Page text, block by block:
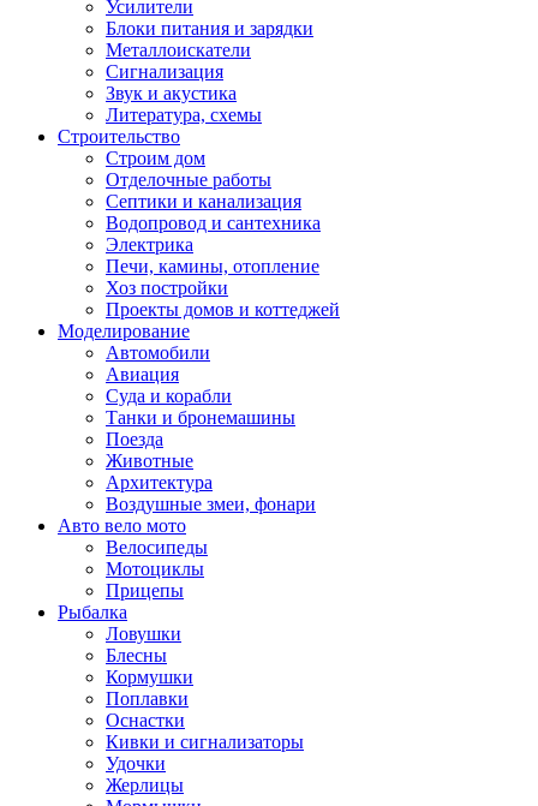
Усилители
Блоки питания и зарядки
Металлоискатели
Сигнализация
Звук и акустика
Литература, схемы
Строительство
Строим дом
Отделочные работы
Септики и канализация
Водопровод и сантехника
Электрика
Печи, камины, отопление
Хоз постройки
Проекты домов и коттеджей
Моделирование
Автомобили
Авиация
Суда и корабли
Танки и бронемашины
Поезда
Животные
Архитектура
Воздушные змеи, фонари
Авто вело мото
Велосипеды
Мотоциклы
Прицепы
Рыбалка
Ловушки
Блесны
Кормушки
Поплавки
Оснастки
Кивки и сигнализаторы
Удочки
Жерлицы